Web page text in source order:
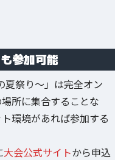
参加可能
夏祭り～」は完全オン
所に集合することな
環境があれば参加する
大会公式サイトから申込